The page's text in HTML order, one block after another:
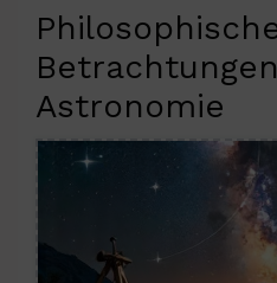
Astronomie